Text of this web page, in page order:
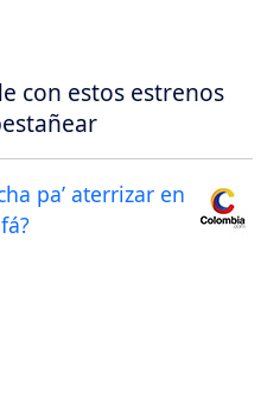
con estos estrenos